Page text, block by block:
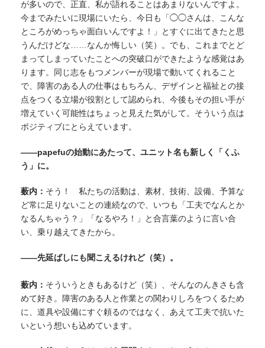
が多いので、正直、私が語れることはあまりないんですよ。
今までみたいに現場にいたら、今日も「◯◯さんは、こんな
ところがめっちゃ面白いんですよ！」とすぐに出てきたと思
うんだけどな……なんか悔しい（笑）。でも、これまでとど
まってしまっていたことへの突破口ができたような感覚はあ
ります。同じ志をもつメンバーが現場で動いてくれること
で、障害のある人の仕事はもちろん、デザインと福祉との接
点をつくる立場が役割として認められ、今後もその担い手が
増えていく可能性はちょっと見えた気がして。そういう点は
ポジティブにとらえています。
——papefuの始動にあたって、ユニット名も新しく「くふ
う」に。
薮内： そう！ 私たちの活動は、素材、技術、設備、予算な
ど常に足りないことの連続なので、いつも「工夫でなんとか
なるんちゃう？」「なるやろ！」と合言葉のように言い合
い、乗り越えてきたから。
——先延ばしにも聞こえるけれど（笑）。
薮内： そういうときもあるけど（笑）、そんなのんきさも含
めて好き。障害のある人と作業との関わりしろをつくるため
に、道具や設備にすぐ頼るのではなく、あえて工夫で抗いた
いという想いも込めています。